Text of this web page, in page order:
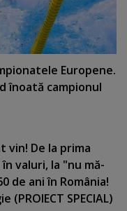
Europene.
înoată campionul
vin! De la prima
valuri, la "nu mă-
de ani în România!
SPECIAL)